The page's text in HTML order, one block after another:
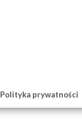
Polityka prywatności